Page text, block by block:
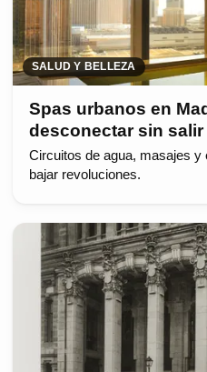
SALUD Y BELLEZA
Spas urbanos en
desconectar sin salir
Circuitos de agua, masajes y
bajar revoluciones.